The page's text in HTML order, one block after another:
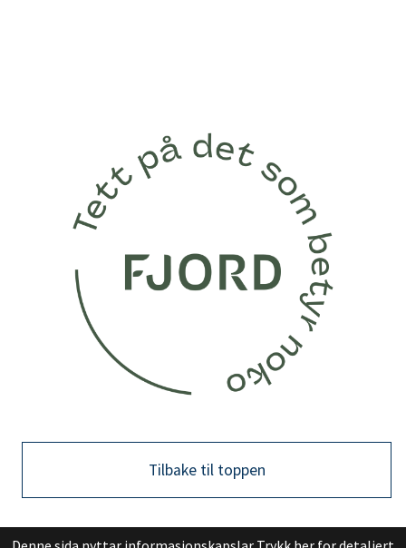
Tilbake til toppen